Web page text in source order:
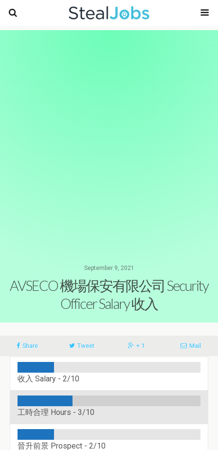
September 9, 2021
AVSECO 機場保安有限公司 Security
Officer Salary 收入
Share Tweet + 1 Mail
收入 Salary - 2/10
工時合理 Hours - 3/10
晉升前景 Prospect - 2/10